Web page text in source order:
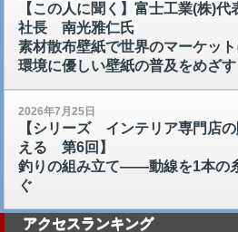
【この人に聞く】富士工業(株)代
社長 南光雅仁氏
素材散布壁紙で世界のマーケッ
環境に優しい壁紙の普及をめざす
2026年7月25日
【シリーズ インテリア専門店
える 第6回】
釣りの組み立て――動線を1本の
ぐ
アクセスランキング